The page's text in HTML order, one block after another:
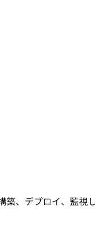
築、デプロイ、監視